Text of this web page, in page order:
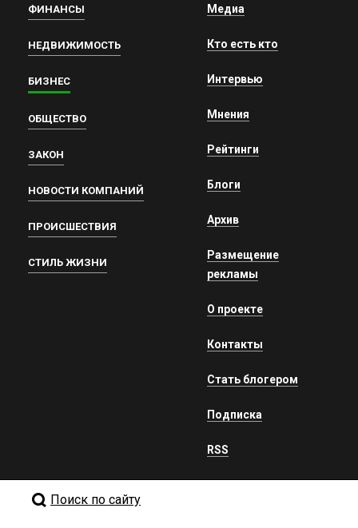
ФИНАНСЫ
НЕДВИЖИМОСТЬ
БИЗНЕС
ОБЩЕСТВО
ЗАКОН
НОВОСТИ КОМПАНИЙ
ПРОИСШЕСТВИЯ
СТИЛЬ ЖИЗНИ
Медиа
Кто есть кто
Интервью
Мнения
Рейтинги
Блоги
Архив
Размещение
рекламы
О проекте
Контакты
Стать блогером
Подписка
RSS
Поиск по сайту